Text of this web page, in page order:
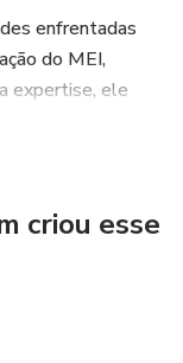
enfrentadas
do MEI,
expertise, ele
que
criou esse